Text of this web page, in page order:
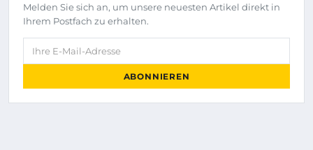
Melden Sie sich an, um unsere neuesten Artikel direkt in
Ihrem Postfach zu erhalten.
Ihre E-Mail-Adresse
ABONNIEREN